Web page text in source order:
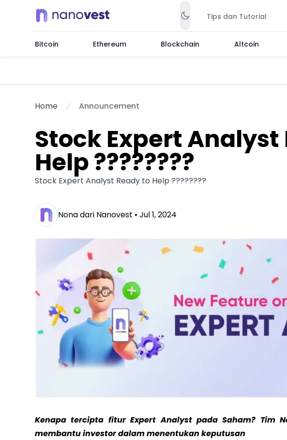
Tips dan Tutorial
Bitcoin Ethereum Blockchain Altcoin
Home Announcement
Stock Expert Analyst
Help ????????
Stock Expert Analyst Ready to Help ????????
Nona dari Nanovest • Jul 1, 2024
Kenapa tercipta fitur Expert Analyst pada Saham? Tim
membantu investor dalam menentukan keputusan